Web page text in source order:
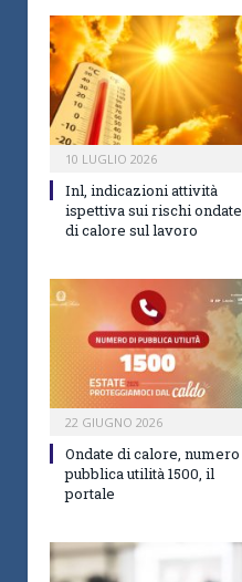
10 LUGLIO 2026
Inl, indicazioni attività
ispettiva sui rischi ondate
di calore sul lavoro
22 GIUGNO 2026
Ondate di calore, numero
pubblica utilità 1500, il
portale